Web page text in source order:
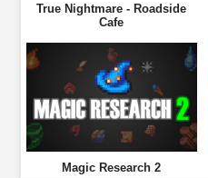
True Nightmare - Roadside
Сafe
Magic Research 2